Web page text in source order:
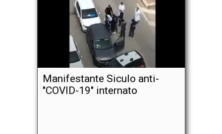
Manifestante Siculo anti-
"COVID-19" internato